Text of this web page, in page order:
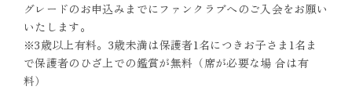
グレードのお申込みまでにファンクラブへのご入会をお願い
いたします。
※3歳以上有料。3歳未満は保護者1名につきお子さま1名ま
で保護者のひざ上での鑑賞が無料（席が必要な場 合は有
料）